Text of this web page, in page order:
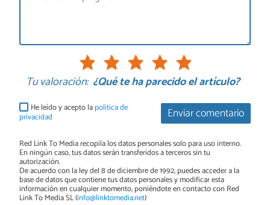
Tu valoración: ¿Qué te ha parecido el artículo?
Enviar comentario
He leído y acepto lapolítica de
privacidad
Red Link To Media recopila los datos personales solo para uso interno.
En ningún caso, tus datos serán transferidos a terceros sin tu
autorización.
De acuerdo con la ley del 8 de diciembre de 1992, puedes acceder a la
base de datos que contiene tus datos personales y modificar esta
información en cualquier momento, poniéndote en contacto con Red
Link To Media SL (info@linktomedia.net)